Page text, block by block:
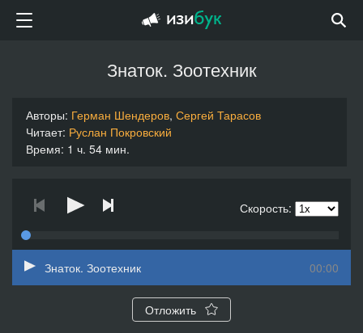
Знаток. Зоотехник
Авторы: Герман Шендеров, Сергей Тарасов
Читает: Руслан Покровский
Время: 1 ч. 54 мин.
Скорость:
00:00
Знаток. Зоотехник
Отложить